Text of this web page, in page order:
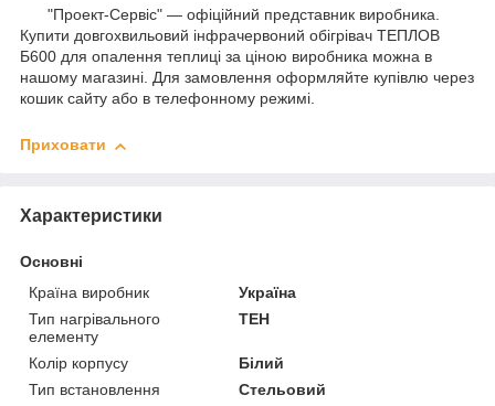
"Проект-Сервіс" — офіційний представник виробника.
Купити довгохвильовий інфрачервоний обігрівач ТЕПЛОВ
Б600 для опалення теплиці за ціною виробника можна в
нашому магазині. Для замовлення оформляйте купівлю через
кошик сайту або в телефонному режимі.
Приховати
Характеристики
Основні
Країна виробник
Україна
Тип нагрівального
елементу
ТЕН
Колір корпусу
Білий
Тип встановлення
Стельовий